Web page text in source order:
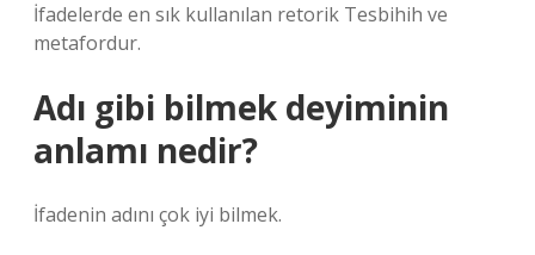
İfadelerde en sık kullanılan retorik Tesbihih ve
metafordur.
Adı gibi bilmek deyiminin
anlamı nedir?
İfadenin adını çok iyi bilmek.